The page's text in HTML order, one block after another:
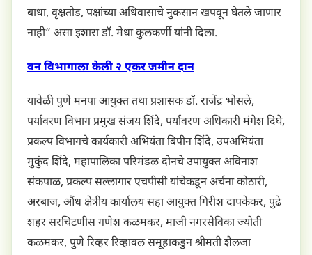
बाधा, वृक्षतोड, पक्षांच्या अधिवासाचे नुकसान खपवून घेतले जाणार
नाही” असा इशारा डॉ. मेधा कुलकर्णी यांनी दिला.
वन विभागाला केली २ एकर जमीन दान
यावेळी पुणे मनपा आयुक्त तथा प्रशासक डॉ. राजेंद्र भोसले,
पर्यावरण विभाग प्रमुख संजय शिंदे, पर्यावरण अधिकारी मंगेश दिघे,
प्रकल्प विभागचे कार्यकारी अभियंता बिपीन शिंदे, उपअभियंता
मुकुंद शिंदे, महापालिका परिमंडळ दोनचे उपायुक्त अविनाश
संकपाळ, प्रकल्प सल्लागार एचपीसी यांचेकडून अर्चना कोठारी,
अरबाज, औंध क्षेत्रीय कार्यालय सहा आयुक्त गिरीश दापकेकर, पुढे
शहर सरचिटणीस गणेश कळमकर, माजी नगरसेविका ज्योती
कळमकर, पुणे रिव्हर रिव्हावल समूहाकडुन श्रीमती शैलजा